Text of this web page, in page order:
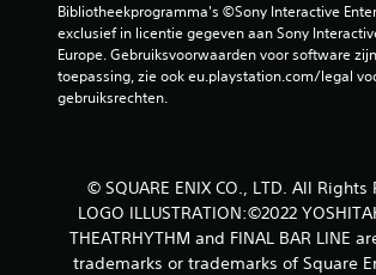
Bibliotheekprogramma's ©Sony Interactive
exclusief in licentie gegeven aan Sony
Europe. Gebruiksvoorwaarden voor software
toepassing, zie ook eu.playstation.com/legal
gebruiksrechten.
© SQUARE ENIX CO., LTD. All Rights
LOGO ILLUSTRATION:©2022
THEATRHYTHM and FINAL BAR LINE
trademarks or trademarks of Square